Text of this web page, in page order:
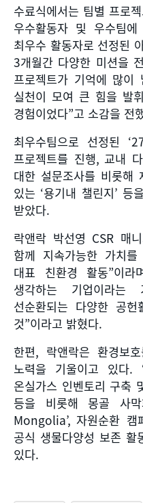
수료식에서는 팀별 프로
우수활동자 및 우수팀
최우수 활동자로 선정된
3개월간 다양한 미션을
프로젝트가 기억에 많이
실천이 모여 큰 힘을 발
경험이었다”고 소감을 전
최우수팀으로 선정된
프로젝트를 진행, 교내
대한 설문조사를 비롯해
있는 ‘용기내 챌린지’ 등
받았다.
락앤락 박선영 CSR 매
함께 지속가능한 가치
대표 친환경 활동”이라
생각하는 기업이라
선순환되는 다양한 공
것”이라고 밝혔다.
한편, 락앤락은 환경보
노력을 기울이고 있다.
온실가스 인벤토리 구축
등을 비롯해 몽골 사
Mongolia’,자원순환 캠
공식 생물다양성 보존 활
있다.